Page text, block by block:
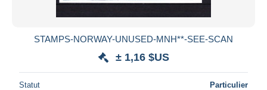
STAMPS-NORWAY-UNUSED-MNH**-SEE-SCAN
± 1,16 $US
Statut Particulier